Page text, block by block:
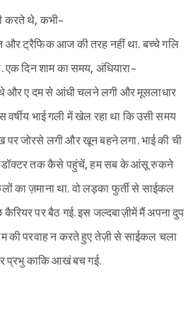
करते थे, कभी-
और ट्रैफिक आज की तरह नहीं था. बच्चे गलि
दिन शाम का समय, अंधियारा-
थे और ए दम से आंधी चलने लगी और मूसलाधार
वर्षीय भाई गली में खेल रहा था कि उसी समय
पर जोरसे लगी और खून बहने लगा. भाई की ची
डॉक्टर तक कैसे पहुंचें, हम सब के आंसू रुकने
का ज़माना था. वो लड़का फुर्ती से साईकल
पर बैठ गई. इस जल्दबाज़ीमें मैं अपना दुप
की परवाह न करते हुए तेज़ी से साईकल चला
प्रभु काकि आखं बच गई.